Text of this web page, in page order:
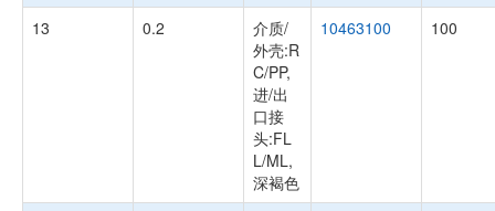
13 0.2
介质/
外壳:R
C/PP,
进/出
口接
头:FL
L/ML,
深褐色
10463100 100